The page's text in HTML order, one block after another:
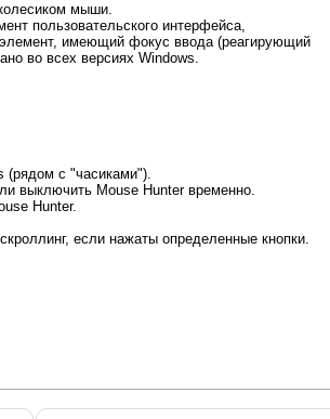
мыши.
пользовательского интерфейса,
имеющий фокус ввода (реагирующий
во всех версиях Windows.
(рядом с "часиками").
выключить Mouse Hunter временно.
Hunter.
если нажаты определенные кнопки.